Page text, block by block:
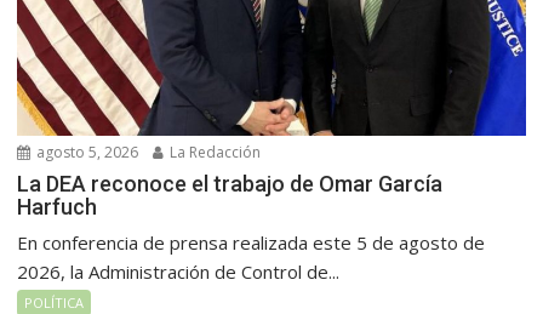
agosto 5, 2026 La Redacción
La DEA reconoce el trabajo de Omar García
Harfuch
En conferencia de prensa realizada este 5 de agosto de
2026, la Administración de Control de...
POLÍTICA